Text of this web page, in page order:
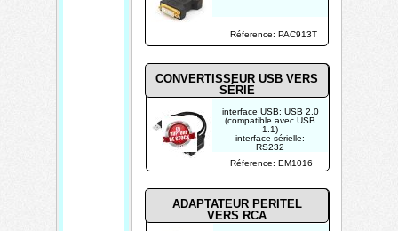
ADAPTATEUR PERITEL
VERS RCA
Réference: PAC913T
interface USB: USB 2.0
(compatible avec USB
1.1)
interface sérielle:
RS232
mâle
CONVERTISSEUR USB VERS
SÉRIE
Réference: EM1016